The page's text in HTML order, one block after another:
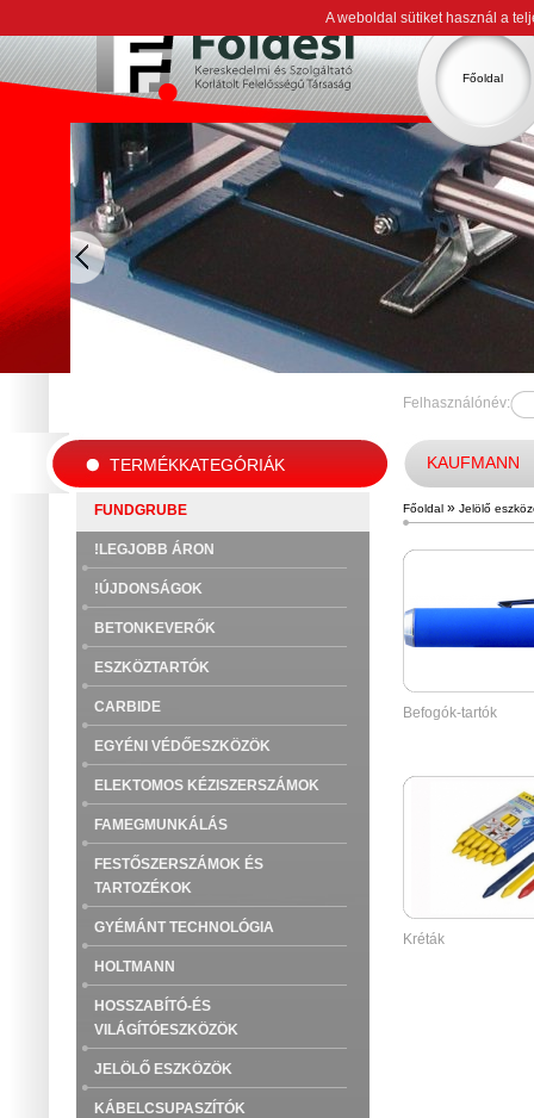
A weboldal sütiket használ a
Főoldal
FUNDGRUBE
!LEGJOBB ÁRON
!ÚJDONSÁGOK
BETONKEVERŐK
ESZKÖZTARTÓK
CARBIDE
EGYÉNI VÉDŐESZKÖZÖK
ELEKTOMOS KÉZISZERSZÁMOK
FAMEGMUNKÁLÁS
FESTŐSZERSZÁMOK ÉS
TARTOZÉKOK
GYÉMÁNT TECHNOLÓGIA
HOLTMANN
HOSSZABÍTÓ-ÉS
VILÁGÍTÓESZKÖZÖK
JELÖLŐ ESZKÖZÖK
KÁBELCSUPASZÍTÓK
TERMÉKKATEGÓRIÁK
Felhasználónév:
KAUFMANN
Főoldal » Jelölő
Befogók-tartók
Kréták